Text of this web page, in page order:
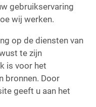
gebruikservaring
wij werken.
op de diensten van
te zijn
is voor het
bronnen. Door
geeft u aan het